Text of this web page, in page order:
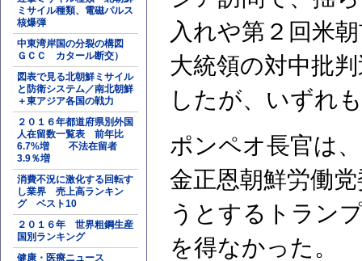
ミサイル種類、電磁パルス
核爆弾
中東湾岸国の分裂の構図
ＧＣＣ カタール断交）
図表で見る北朝鮮ミサイル
と防衛システム／南北朝鮮
＋東アジア各国の戦力
２０１６年都道府県別外国
人在留数一覧表 前年比
6.7%増 不法在留者
3.9％増
消費不況に激化する回転す
し業界 売上高ランキン
グ ベスト10
２０１６年 世界粗鋼生産
国別ランキング
健康・医療ニュース
入れや第２回米
大統領の対中批
したが、いずれ
ポンペオ長官は
金正恩朝鮮労働
うとするトラン
を得なかった。